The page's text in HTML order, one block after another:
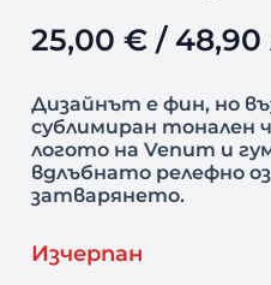
25,00 €/ 48,90
Дизайнът е фин, но
сублимиран тонален
логото на Venum и
вдлъбнато релефно
затварянето.
Изчерпан